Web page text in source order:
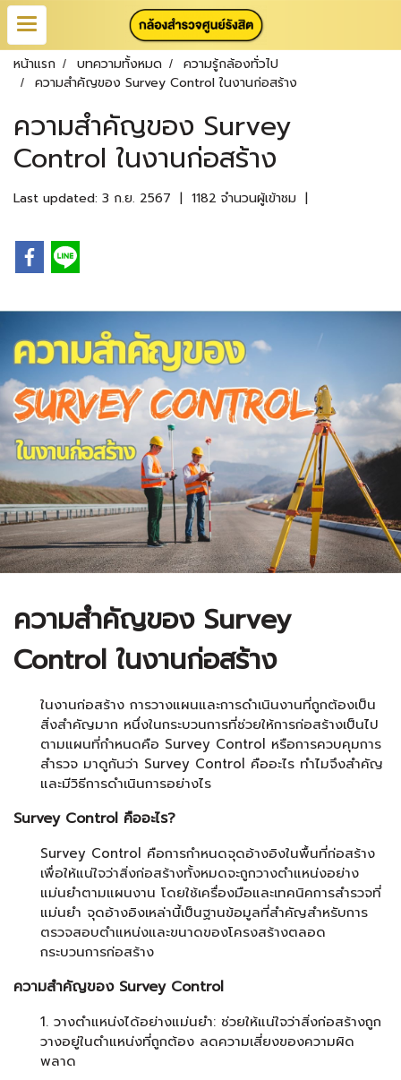
หน้าแรก บทความทั้งหมด
ความรู้กล้องทั่วไป
ความสำคัญของ Survey Control ในงานก่อสร้าง
ความสำคัญของ Survey
Control ในงานก่อสร้าง
Last updated: 3 ก.ย. 2567 | 1182 จำนวนผู้เข้าชม |
ความสำคัญของ Survey
Control ในงานก่อสร้าง
ในงานก่อสร้าง การวางแผนและการดำเนินงานที่ถูกต้องเป็น
สิ่งสำคัญมาก หนึ่งในกระบวนการที่ช่วยให้การก่อสร้างเป็นไป
ตามแผนที่กำหนดคือ Survey Control หรือการควบคุมการ
สำรวจ มาดูกันว่า Survey Control คืออะไร ทำไมจึงสำคัญ
และมีวิธีการดำเนินการอย่างไร
Survey Control คืออะไร?
Survey Control คือการกำหนดจุดอ้างอิงในพื้นที่ก่อสร้าง
เพื่อให้แน่ใจว่าสิ่งก่อสร้างทั้งหมดจะถูกวางตำแหน่งอย่าง
แม่นยำตามแผนงาน โดยใช้เครื่องมือและเทคนิคการสำรวจที่
แม่นยำ จุดอ้างอิงเหล่านี้เป็นฐานข้อมูลที่สำคัญสำหรับการ
ตรวจสอบตำแหน่งและขนาดของโครงสร้างตลอด
กระบวนการก่อสร้าง
ความสำคัญของ Survey Control
1. วางตำแหน่งได้อย่างแม่นยำ: ช่วยให้แน่ใจว่าสิ่งก่อสร้างถูก
วางอยู่ในตำแหน่งที่ถูกต้อง ลดความเสี่ยงของความผิด
พลาด